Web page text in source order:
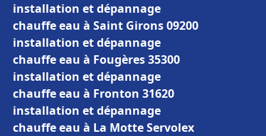
installation et dépannage
chauffe eau à Saint Girons 09200
installation et dépannage
chauffe eau à Fougères 35300
installation et dépannage
chauffe eau à Fronton 31620
installation et dépannage
chauffe eau à La Motte Servolex